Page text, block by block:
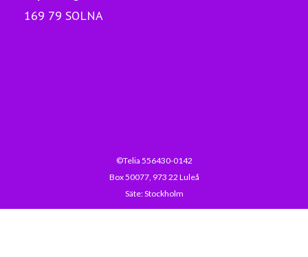
169 79 SOLNA